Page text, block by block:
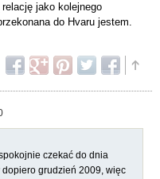
jako kolejnego
do Hvaru jestem.
czekać do dnia
grudzień 2009, więc